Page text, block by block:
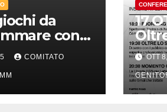
da
con
COMITATO
17
OTT